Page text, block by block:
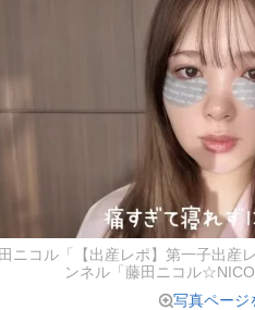
ニコル「【出産レポ】第一子出産
ンネル「藤田ニコル
写真ページ